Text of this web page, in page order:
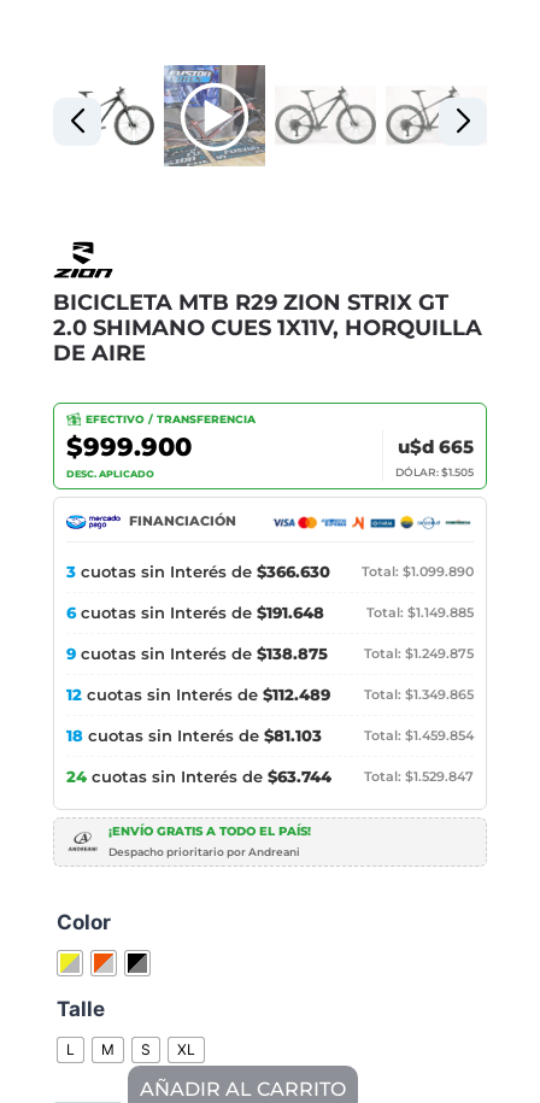
BICICLETA MTB R29 ZION STRIX GT
2.0 SHIMANO CUES 1X11V, HORQUILLA
DE AIRE
EFECTIVO / TRANSFERENCIA
$999.900
DESC. APLICADO
u$d 665
DÓLAR: $1.505
FINANCIACIÓN
3 cuotas sin Interés de $366.630 Total: $1.099.890
6cuotas sin Interés de $191.648 Total: $1.149.885
9 cuotas sin Interés de $138.875 Total: $1.249.875
12 cuotas sin Interés de $112.489 Total: $1.349.865
18 cuotas sin Interés de $81.103 Total: $1.459.854
24 cuotas sin Interés de $63.744 Total: $1.529.847
¡ENVÍO GRATIS A TODO EL PAÍS!
Despacho prioritario por Andreani
Color
Talle
L M S XL
AÑADIR AL CARRITO